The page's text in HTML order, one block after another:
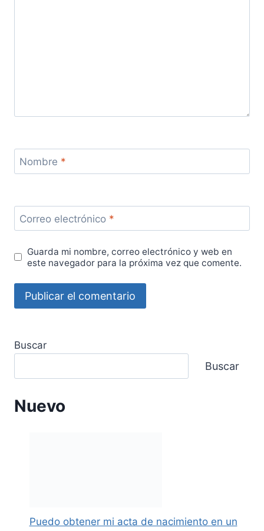
Nombre *
Correo electrónico *
Guarda mi nombre, correo electrónico y web en
este navegador para la próxima vez que comente.
Buscar
Buscar
Nuevo
Puedo obtener mi acta de nacimiento en un